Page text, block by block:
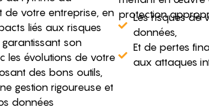
de votre entreprise, en
liés aux risques
son
les évolutions de votre
des bons outils,
gestion rigoureuse et
données
protection
Les risques de
données,
Et de pertes
aux attaques